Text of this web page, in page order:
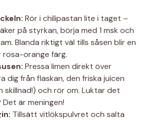
Rör i chilipastan lite i taget –
på styrkan, börja med 1 msk och
Blanda riktigt väl tills såsen blir en
rosa-orange färg.
Pressa limen direkt över
dig från flaskan, den friska juicen
skillnad!) och rör om. Luktar det
är meningen!
Tillsätt vitlökspulvret och salta